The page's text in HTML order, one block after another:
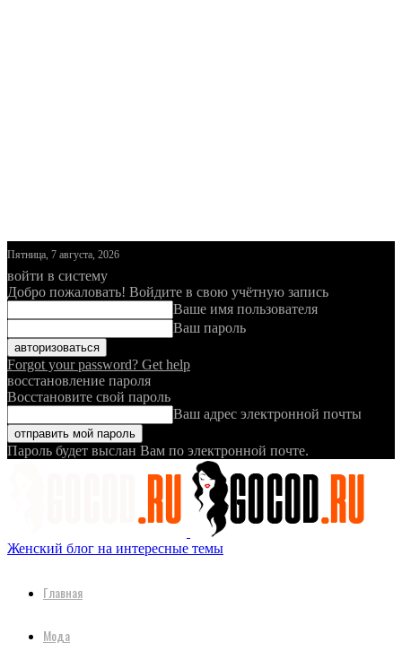
Пятница, 7 августа, 2026
войти в систему
Добро пожаловать! Войдите в свою учётную запись
Ваше имя пользователя
Ваш пароль
Forgot your password? Get help
восстановление пароля
Восстановите свой пароль
Ваш адрес электронной почты
Пароль будет выслан Вам по электронной почте.
Женский блог на интересные темы
Главная
Мода